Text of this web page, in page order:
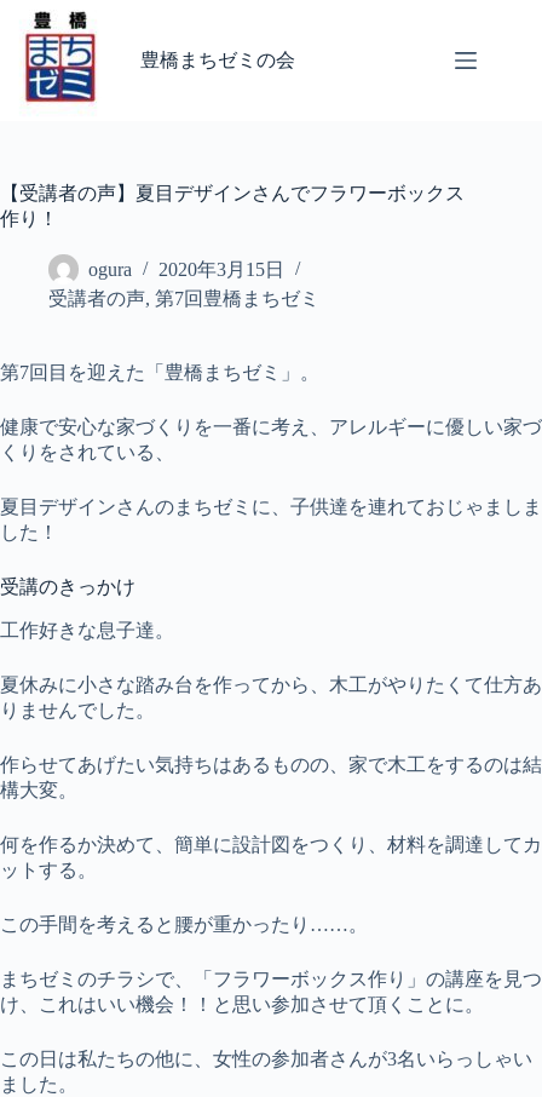
キ
ッ
豊橋まちゼミの会
【受講者の声】夏目デザインさんでフラワーボックス
作り！
ogura
2020年3月15日
受講者の声, 第7回豊橋まちゼミ
第7回目を迎えた「豊橋まちゼミ」。
健康で安心な家づくりを一番に考え、アレルギーに優しい家づ
くりをされている、
夏目デザインさんのまちゼミに、子供達を連れておじゃましま
した！
受講のきっかけ
工作好きな息子達。
夏休みに小さな踏み台を作ってから、木工がやりたくて仕方あ
りませんでした。
作らせてあげたい気持ちはあるものの、家で木工をするのは結
構大変。
何を作るか決めて、簡単に設計図をつくり、材料を調達してカ
ットする。
この手間を考えると腰が重かったり……。
まちゼミのチラシで、「フラワーボックス作り」の講座を見つ
け、これはいい機会！！と思い参加させて頂くことに。
この日は私たちの他に、女性の参加者さんが3名いらっしゃい
ました。